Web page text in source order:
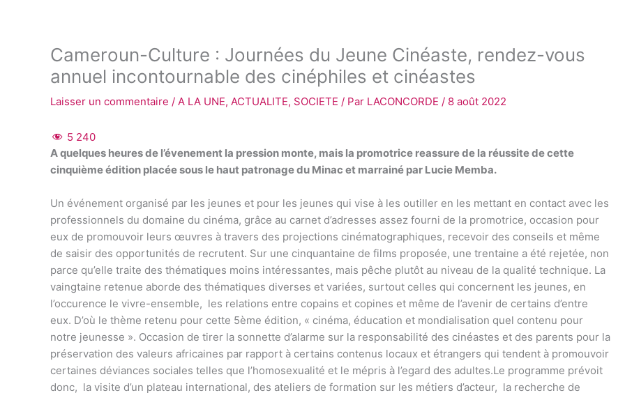
k
Cameroun-Culture : Journées du Jeune Cinéaste, rendez-vous
annuel incontournable des cinéphiles et cinéastes
Laisser un commentaire / A LA UNE, ACTUALITE, SOCIETE / Par LACONCORDE / 8 août 2022
5 240
A quelques heures de l’évenement la pression monte, mais la promotrice reassure de la réussite de cette
cinquième édition placée sous le haut patronage du Minac et marrainé par Lucie Memba.
Un événement organisé par les jeunes et pour les jeunes qui vise à les outiller en les mettant en contact avec les
professionnels du domaine du cinéma, grâce au carnet d’adresses assez fourni de la promotrice, occasion pour
eux de promouvoir leurs œuvres à travers des projections cinématographiques, recevoir des conseils et même
de saisir des opportunités de recrutent. Sur une cinquantaine de films proposée, une trentaine a été rejetée, non
parce qu’elle traite des thématiques moins intéressantes, mais pêche plutôt au niveau de la qualité technique. La
vaingtaine retenue aborde des thématiques diverses et variées, surtout celles qui concernent les jeunes, en
l’occurence le vivre-ensemble, les relations entre copains et copines et même de l’avenir de certains d’entre
eux. D’où le thème retenu pour cette 5ème édition, « cinéma, éducation et mondialisation quel contenu pour
notre jeunesse ». Occasion de tirer la sonnette d’alarme sur la responsabilité des cinéastes et des parents pour la
préservation des valeurs africaines par rapport à certains contenus locaux et étrangers qui tendent à promouvoir
certaines déviances sociales telles que l’homosexualité et le mépris à l’egard des adultes.Le programme prévoit
donc, la visite d’un plateau international, des ateliers de formation sur les métiers d’acteur, la recherche de